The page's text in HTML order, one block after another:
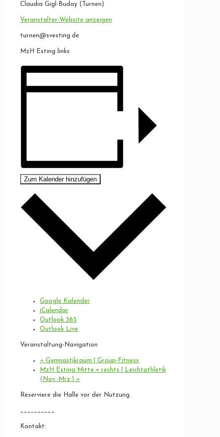
Claudia Gigl-Buday (Turnen)
Veranstalter-Website anzeigen
turnen@svesting.de
MzH Esting links
Zum Kalender hinzufügen
Google Kalender
iCalendar
Outlook 365
Outlook Live
Veranstaltung-Navigation
« Gymnastikraum | Group-Fitness
MzH Esting Mitte + rechts | Leichtathletik
(Nov.-Mrz.) »
Reserviere die Halle vor der Nutzung.
__________
Kontakt: